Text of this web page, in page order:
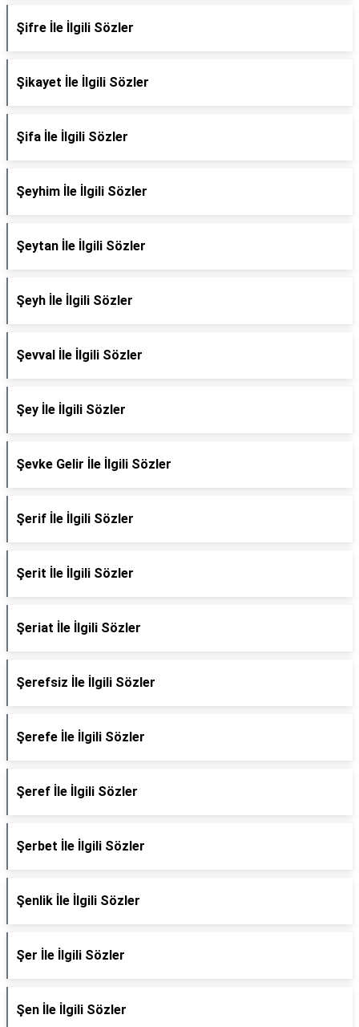
Şifre İle İlgili Sözler
Şikayet İle İlgili Sözler
Şifa İle İlgili Sözler
Şeyhim İle İlgili Sözler
Şeytan İle İlgili Sözler
Şeyh İle İlgili Sözler
Şevval İle İlgili Sözler
Şey İle İlgili Sözler
Şevke Gelir İle İlgili Sözler
Şerif İle İlgili Sözler
Şerit İle İlgili Sözler
Şeriat İle İlgili Sözler
Şerefsiz İle İlgili Sözler
Şerefe İle İlgili Sözler
Şeref İle İlgili Sözler
Şerbet İle İlgili Sözler
Şenlik İle İlgili Sözler
Şer İle İlgili Sözler
Şen İle İlgili Sözler